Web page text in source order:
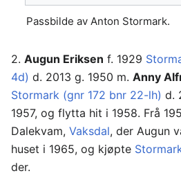
Passbilde av Anton Stormark.
2. Augun Eriksen f. 1929
4d) d. 2013 g. 1950 m. Anny
Stormark (gnr 172 bnr 22-lh) d.
1957, og flytta hit i 1958. Frå
Dalekvam, Vaksdal, der Augun
huset i 1965, og kjøpte
der.